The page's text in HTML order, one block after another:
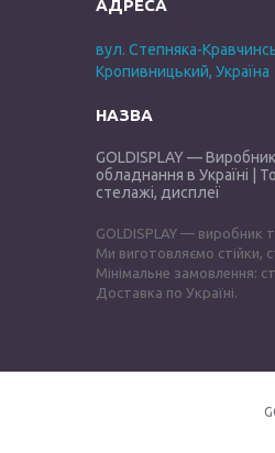
вул. Степняка-
Кропивницький, Україна
GOLDISPLAY —
обладнання в Україні |
стелажі, дисплеї
GOLDISPLAY — виробник
Ми виготовляємо стійки,
Мінімальне замовлення:
Доставка по Україні.